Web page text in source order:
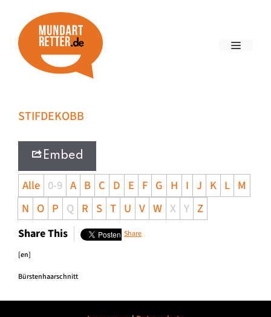
STIFDEKOBB
Embed
Alle 0-9 A B C D E F G H I J K L M
N O P Q R S T U V W X Y Z
Share This Share
[en]
Bürstenhaarschnitt